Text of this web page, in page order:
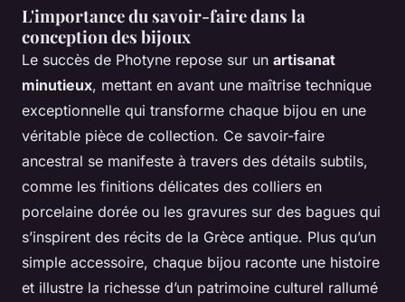
L'importance du savoir-faire dans la
conception des bijoux
Le succès de Photyne repose sur un artisanat
minutieux, mettant en avant une maîtrise technique
exceptionnelle qui transforme chaque bijou en une
véritable pièce de collection. Ce savoir-faire
ancestral se manifeste à travers des détails subtils,
comme les finitions délicates des colliers en
porcelaine dorée ou les gravures sur des bagues qui
s’inspirent des récits de la Grèce antique. Plus qu’un
simple accessoire, chaque bijou raconte une histoire
et illustre la richesse d’un patrimoine culturel rallumé